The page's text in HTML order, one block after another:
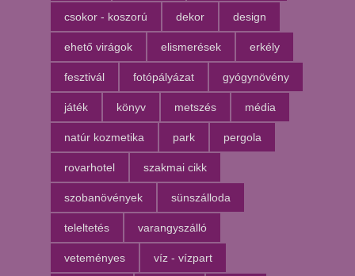
csokor - koszorú dekor design
ehető virágok elismerések erkély
fesztivál fotópályázat gyógynövény
játék könyv metszés média
natúr kozmetika park pergola
rovarhotel szakmai cikk
szobanövények sünszálloda
teleltetés varangyszálló
veteményes víz - vízpart